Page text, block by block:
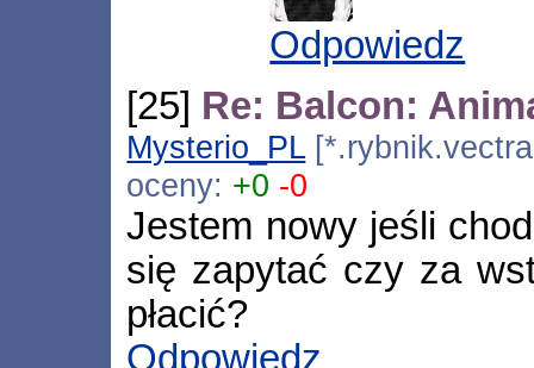
Odpowiedz
[25] Re: Balcon:
Mysterio_PL
oceny: +0 -0
Jestem nowy jeśli
się zapytać czy za
płacić?
Odpowiedz